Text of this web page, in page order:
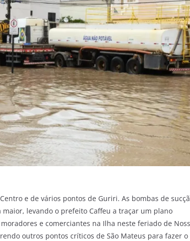
e de vários pontos de Guriri. As bombas de
levando o prefeito Caffeu a traçar um plano
e comerciantes na Ilha neste feriado de
outros pontos críticos de São Mateus para fazer o